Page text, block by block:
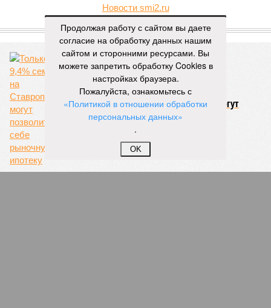
Новости smi2.ru
ЕЩЕ ИЗ РАЗДЕЛА «ОБЩЕСТВО»
Только 9,4% семей на Ставрополье могут
позволить себе рыночную ипотеку
Продолжая работу с сайтом вы даете
согласие на обработку данных нашим
сайтом и сторонними ресурсами. Вы
можете запретить обработку Cookies в
настройках браузера.
Пожалуйста, ознакомьтесь с
«Политикой в отношении обработки
персональных данных»
.
OK